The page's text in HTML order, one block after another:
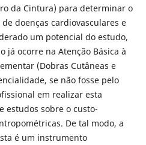
da Cintura) para determinar o
doenças cardiovasculares e
um potencial do estudo,
já ocorre na Atenção Básica à
(Dobras Cutâneas e
se não fosse pelo
em realizar esta
estudos sobre o custo-
De tal modo, a
é um instrumento